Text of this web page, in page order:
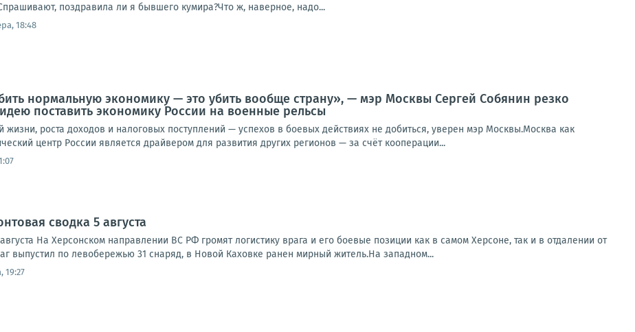
поздравила ли я бывшего кумира?Что ж, наверное, надо...
18:48
нормальную экономику — это убить вообще страну», — мэр Москвы Сергей Собянин резко
поставить экономику России на военные рельсы
жизни, роста доходов и налоговых поступлений — успехов в боевых действиях не добиться, уверен мэр Москвы.Москва как
центр России является драйвером для развития других регионов — за счёт кооперации...
сводка 5 августа
На Херсонском направлении ВС РФ громят логистику врага и его боевые позиции как в самом Херсоне, так и в отдалении от
выпустил по левобережью 31 снаряд, в Новой Каховке ранен мирный житель.На западном...
19:27